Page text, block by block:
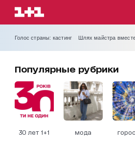
Голос страны: кастинг Шлях майстра
Популярные рубрики
30 лет 1+1 мода